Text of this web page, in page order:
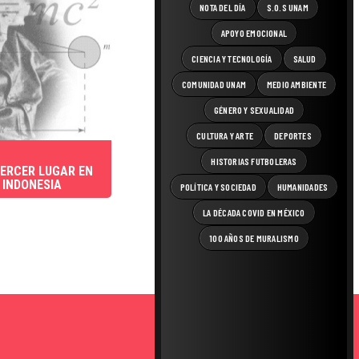
NOTA DEL DÍA S.O.S UNAM
APOYO EMOCIONAL
CIENCIA Y TECNOLOGÍA SALUD
COMUNIDAD UNAM MEDIO AMBIENTE
GÉNERO Y SEXUALIDAD
CULTURA Y ARTE DEPORTES
HISTORIAS FUTBOLERAS
POLÍTICA Y SOCIEDAD HUMANIDADES
LA DÉCADA COVID EN MÉXICO
100 AÑOS DE MURALISMO
LUGAR EN